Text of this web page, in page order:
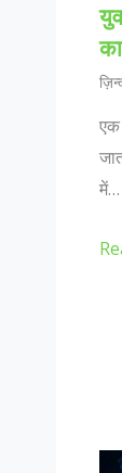
एक
में…